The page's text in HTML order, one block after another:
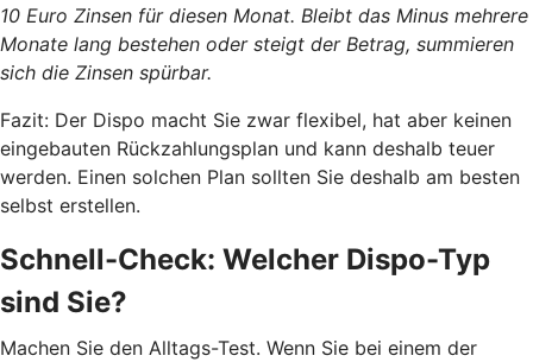
10 Euro Zinsen für diesen Monat. Bleibt das Minus mehrere
Monate lang bestehen oder steigt der Betrag, summieren
sich die Zinsen spürbar.
Fazit: Der Dispo macht Sie zwar flexibel, hat aber keinen
eingebauten Rückzahlungsplan und kann deshalb teuer
werden. Einen solchen Plan sollten Sie deshalb am besten
selbst erstellen.
Schnell-Check: Welcher Dispo-Typ
sind Sie?
Machen Sie den Alltags-Test. Wenn Sie bei einem der